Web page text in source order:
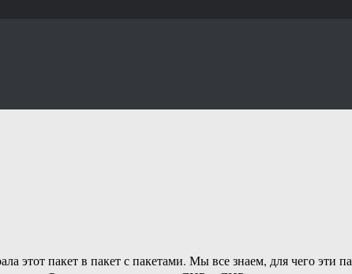
этот пакет в пакет с пакетами. Мы все знаем, для чего эти